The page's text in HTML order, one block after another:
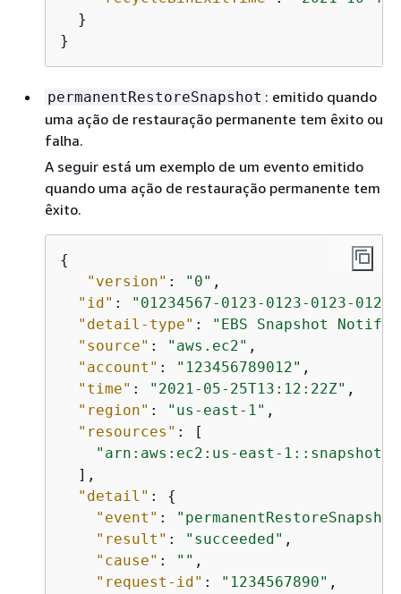
  }
}
permanentRestoreSnapshot : emitido quando
uma ação de restauração permanente tem êxito ou
falha.
A seguir está um exemplo de um evento emitido
quando uma ação de restauração permanente tem
êxito.
{
"version" : "0" ,
"id" :
"01234567-0123-0123-0123-
"detail-type" :
"EBS Snapshot
"source" : "aws.ec2" ,
"account" : "123456789012" ,
"time" : "2021-05-25T13:12:22Z" ,
"region" : "us-east-1" ,
"resources" : [
"arn:aws:ec2:us-east-1::snapshot/
  ],
"detail" : {
"event" :
"result" : "succeeded" ,
"cause" : "" ,
"request-id" : "1234567890" ,